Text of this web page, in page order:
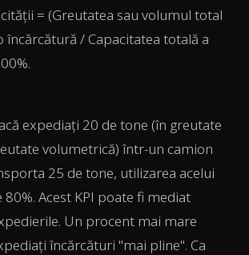
= (Greutatea sau volumul total
încărcătură / Capacitatea totală a
expediați 20 de tone (în greutate
volumetrică) într-un camion
25 de tone, utilizarea acelui
Acest KPI poate fi mediat
Un procent mai mare
încărcături "mai pline". Ca